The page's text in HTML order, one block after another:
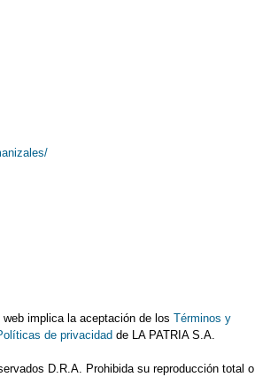
implica la aceptación de los Términos y
de privacidad de LA PATRIA S.A.
D.R.A. Prohibida su reproducción total o